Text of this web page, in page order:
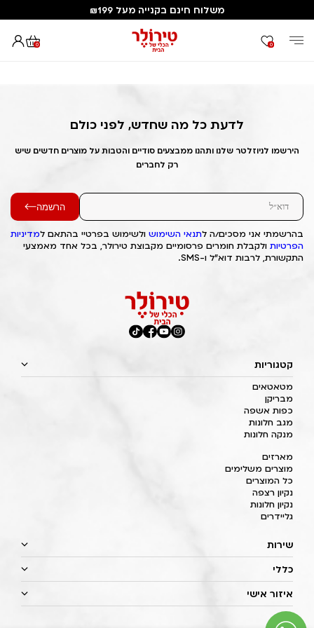
משלוח חינם בקנייה מעל ₪199
0 0
דף הבית Out of Stock Alert 2025/05/04 1746386257
לדעת כל מה שחדש, לפני כולם
הירשמו לניוזלטר שלנו ותהנו ממבצעים סודיים והטבות על מוצרים חדשים שיש
רק לחברים
הרשמה
בהרשמתי אני מסכים/ה לתנאי השימוש ולשימוש בפרטיי בהתאם למדיניות
הפרטיות ולקבלת חומרים פרסומיים מקבוצת טירולר, בכל אחד מאמצעי
התקשורת, לרבות דוא"ל ו-SMS.
קטגוריות
מטאטאים
מבריקן
כפות אשפה
מגב חלונות
מנקה חלונות
מארזים
מוצרים משלימים
כל המוצרים
נקיון רצפה
נקיון חלונות
גליידרים
שירות
כללי
איזור אישי